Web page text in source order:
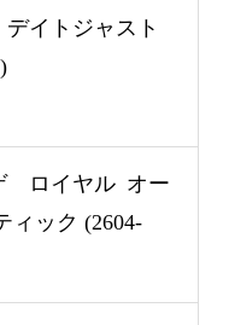
イトジャスト
ロイヤル オー
ィック (2604-